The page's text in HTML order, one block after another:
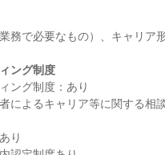
務で必要なもの）、キャリア
ング制度
ング制度：あり
り